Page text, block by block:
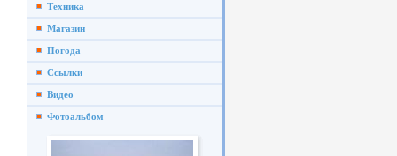
Техника
Магазин
Погода
Ссылки
Видео
Фотоальбом